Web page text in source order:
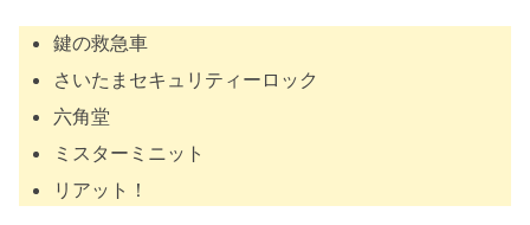
鍵の救急車
さいたまセキュリティーロック
六角堂
ミスターミニット
リアット！